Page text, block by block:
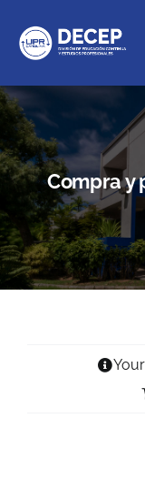
content
Educación Continua
Cursos con crédito
Proyectos
Compra y